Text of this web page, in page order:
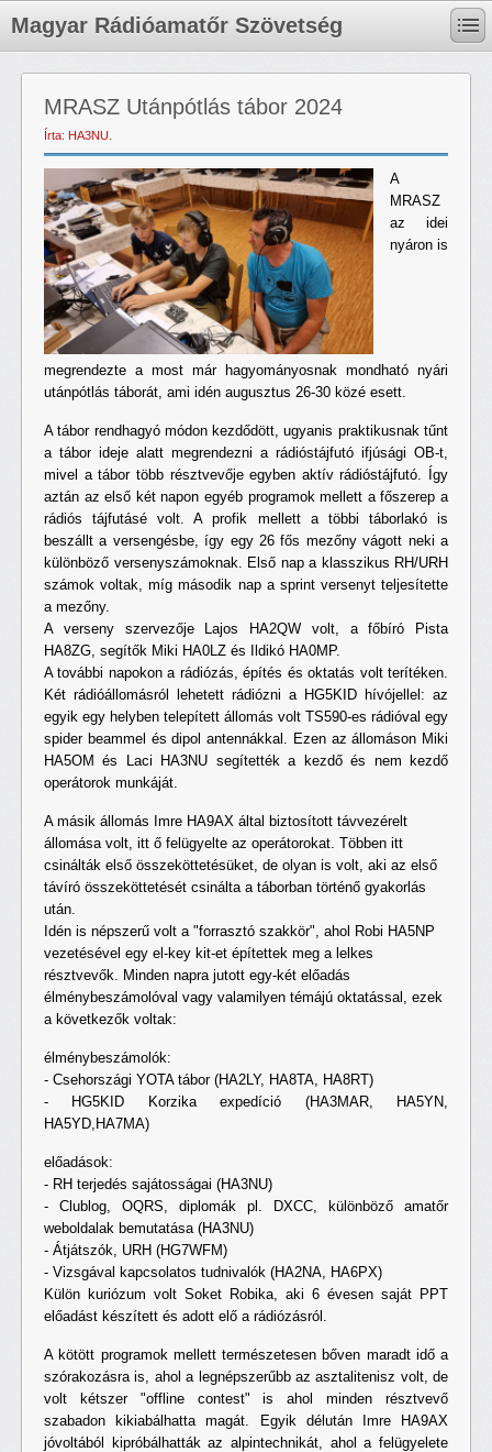
Magyar Rádióamatőr Szövetség
MRASZ Utánpótlás tábor 2024
Írta: HA3NU.
A
MRASZ
az idei
nyáron is
megrendezte a most már hagyományosnak mondható nyári
utánpótlás táborát, ami idén augusztus 26-30 közé esett.
A tábor rendhagyó módon kezdődött, ugyanis praktikusnak tűnt
a tábor ideje alatt megrendezni a rádióstájfutó ifjúsági OB-t,
mivel a tábor több résztvevője egyben aktív rádióstájfutó. Így
aztán az első két napon egyéb programok mellett a főszerep a
rádiós tájfutásé volt. A profik mellett a többi táborlakó is
beszállt a versengésbe, így egy 26 fős mezőny vágott neki a
különböző versenyszámoknak. Első nap a klasszikus RH/URH
számok voltak, míg második nap a sprint versenyt teljesítette
a mezőny.
A verseny szervezője Lajos HA2QW volt, a főbíró Pista
HA8ZG, segítők Miki HA0LZ és Ildikó HA0MP.
A további napokon a rádiózás, építés és oktatás volt terítéken.
Két rádióállomásról lehetett rádiózni a HG5KID hívójellel: az
egyik egy helyben telepített állomás volt TS590-es rádióval egy
spider beammel és dipol antennákkal. Ezen az állomáson Miki
HA5OM és Laci HA3NU segítették a kezdő és nem kezdő
operátorok munkáját.
A másik állomás Imre HA9AX által biztosított távvezérelt
állomása volt, itt ő felügyelte az operátorokat. Többen itt
csinálták első összeköttetésüket, de olyan is volt, aki az első
távíró összeköttetését csinálta a táborban történő gyakorlás
után.
Idén is népszerű volt a "forrasztó szakkör", ahol Robi HA5NP
vezetésével egy el-key kit-et építettek meg a lelkes
résztvevők. Minden napra jutott egy-két előadás
élménybeszámolóval vagy valamilyen témájú oktatással, ezek
a következők voltak:
élménybeszámolók:
- Csehországi YOTA tábor (HA2LY, HA8TA, HA8RT)
- HG5KID Korzika expedíció (HA3MAR, HA5YN,
HA5YD,HA7MA)
előadások:
- RH terjedés sajátosságai (HA3NU)
- Clublog, OQRS, diplomák pl. DXCC, különböző amatőr
weboldalak bemutatása (HA3NU)
- Átjátszók, URH (HG7WFM)
- Vizsgával kapcsolatos tudnivalók (HA2NA, HA6PX)
Külön kuriózum volt Soket Robika, aki 6 évesen saját PPT
előadást készített és adott elő a rádiózásról.
A kötött programok mellett természetesen bőven maradt idő a
szórakozásra is, ahol a legnépszerűbb az asztalitenisz volt, de
volt kétszer "offline contest" is ahol minden résztvevő
szabadon kikiabálhatta magát. Egyik délután Imre HA9AX
jóvoltából kipróbálhatták az alpintechnikát, ahol a felügyelete